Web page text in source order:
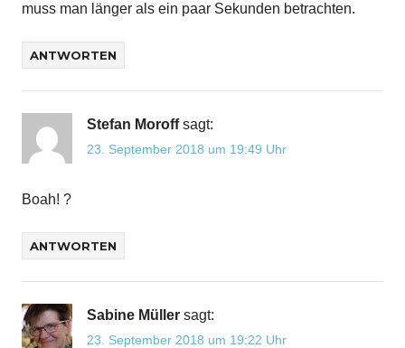
muss man länger als ein paar Sekunden betrachten.
ANTWORTEN
Stefan Moroff sagt:
23. September 2018 um 19:49 Uhr
Boah! ?
ANTWORTEN
Sabine Müller sagt:
23. September 2018 um 19:22 Uhr